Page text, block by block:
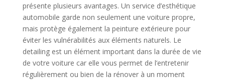
présente plusieurs avantages. Un service d’esthétique
automobile garde non seulement une voiture propre,
mais protège également la peinture extérieure pour
éviter les vulnérabilités aux éléments naturels. Le
detailing est un élément important dans la durée de vie
de votre voiture car elle vous permet de l’entretenir
régulièrement ou bien de la rénover à un moment